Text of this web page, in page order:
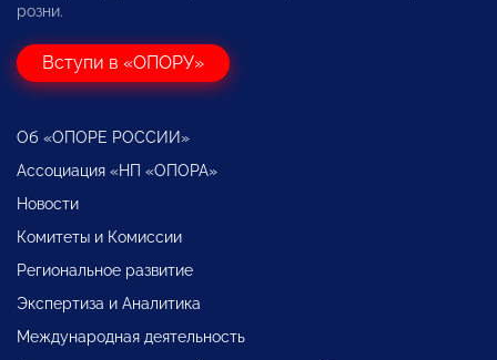
розни.
Вступи в «ОПОРУ»
Об «ОПОРЕ РОССИИ»
Ассоциация «НП «ОПОРА»
Новости
Комитеты и Комиссии
Региональное развитие
Экспертиза и Аналитика
Международная деятельность